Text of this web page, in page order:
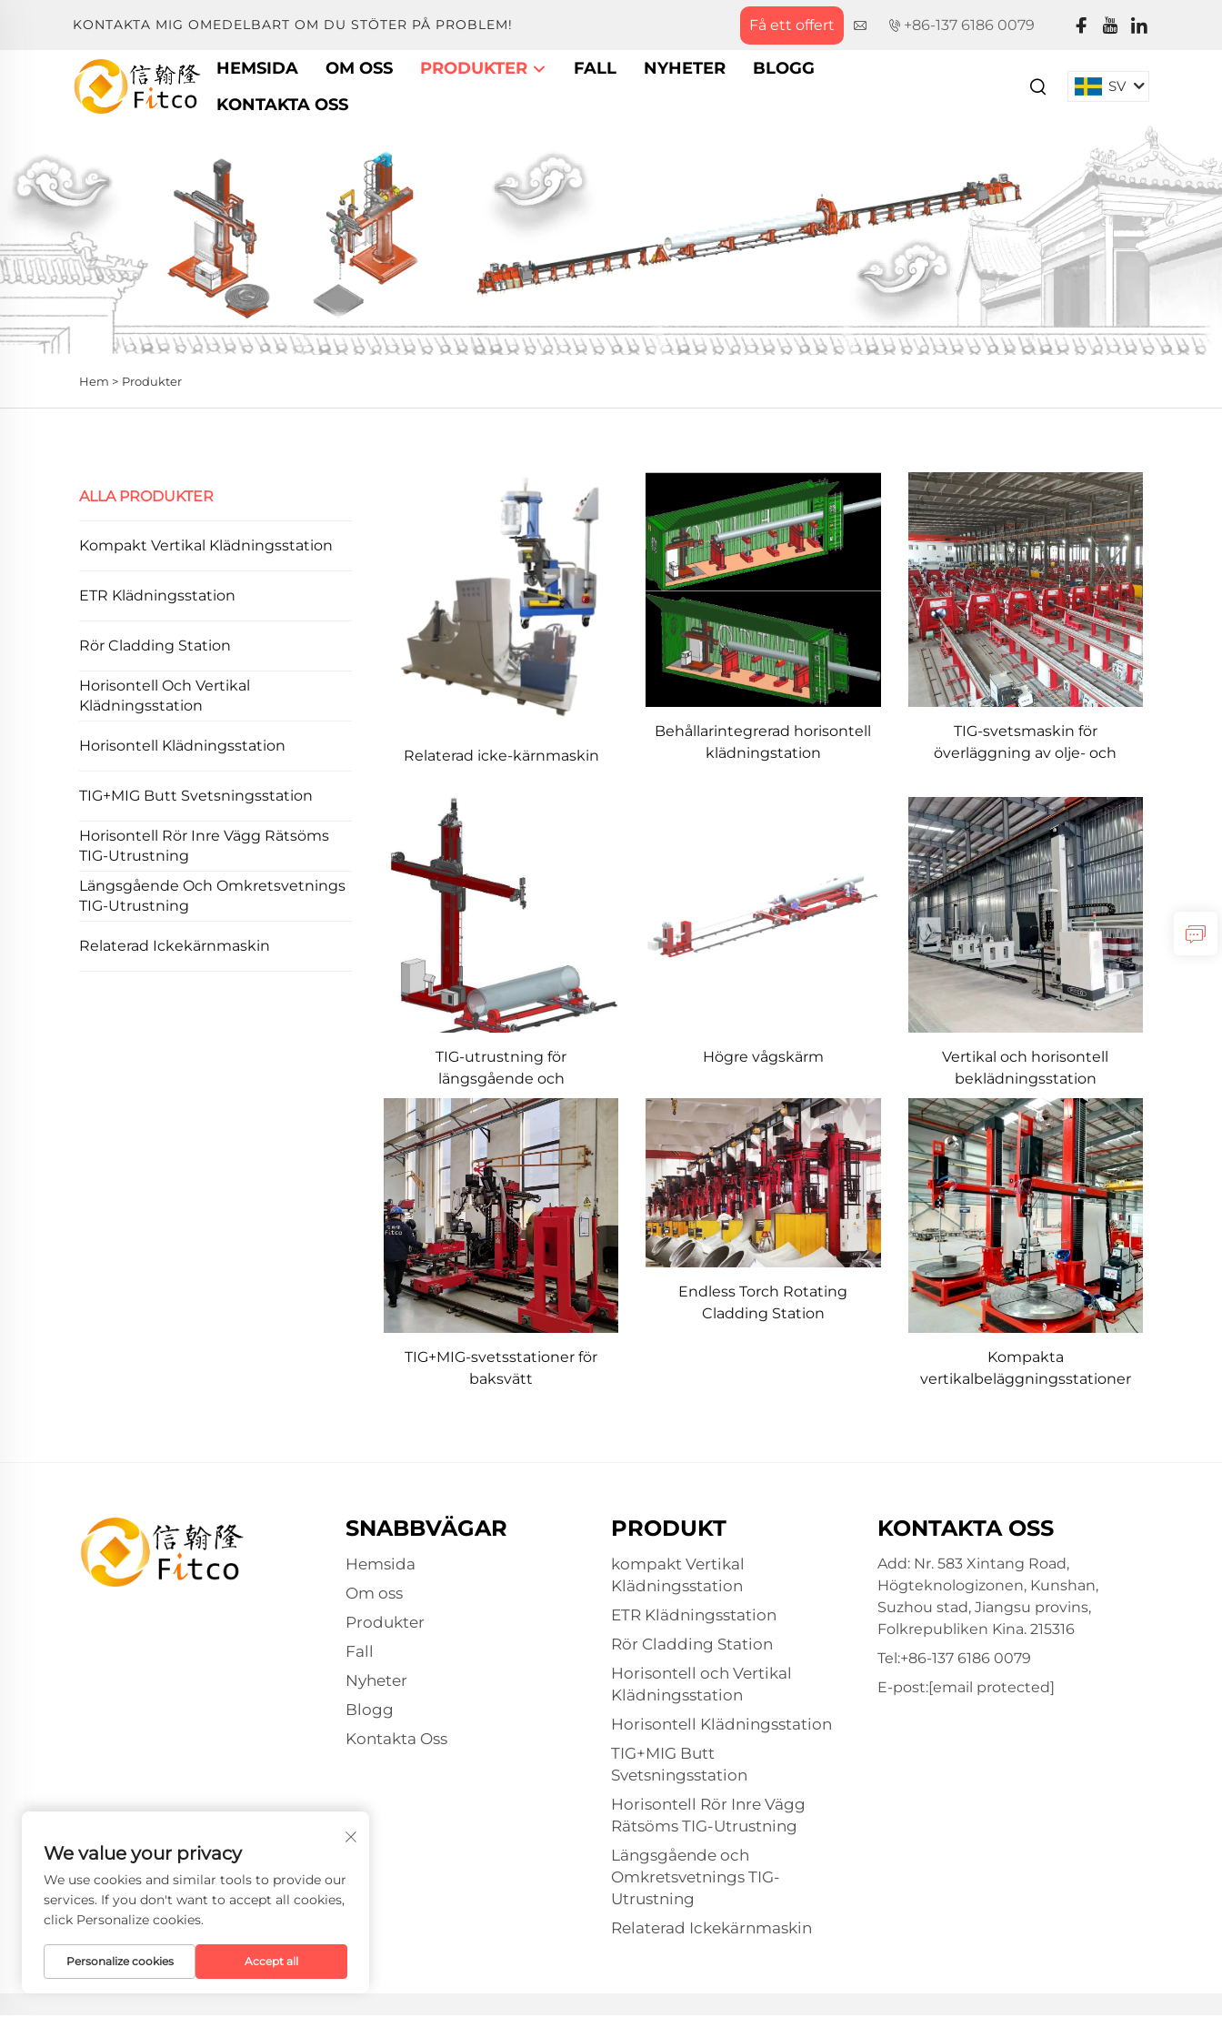
KONTAKTA MIG OMEDELBART OM DU STÖTER PÅ PROBLEM! Få ett offert +86-137 6186 0079
HEMSIDA OM OSS PRODUKTER FALL NYHETER
BLOGG
KONTAKTA OSS
SV
Hem > Produkter
ALLA PRODUKTER
Kompakt Vertikal Klädningsstation
ETR Klädningsstation
Rör Cladding Station
Horisontell Och Vertikal
Klädningsstation
Horisontell Klädningsstation
TIG+MIG Butt Svetsningsstation
Horisontell Rör Inre Vägg Rätsöms
TIG-Utrustning
Längsgående Och Omkretsvetnings
TIG-Utrustning
Relaterad Ickekärnmaskin
Relaterad icke-kärnmaskin
Behållarintegrerad horisontell
klädningstation
TIG-svetsmaskin för
överläggning av olje- och
TIG-utrustning för
längsgående och
omkretssvetsning
Högre vågskärm
Vertikal och horisontell
beklädningsstation
TIG+MIG-svetsstationer för
baksvätt
Endless Torch Rotating
Cladding Station
Kompakta
vertikalbeläggningsstationer
SNABBVÄGAR
Hemsida
Om oss
Produkter
Fall
Nyheter
Blogg
Kontakta Oss
PRODUKT
kompakt Vertikal
Klädningsstation
ETR Klädningsstation
Rör Cladding Station
Horisontell och Vertikal
Klädningsstation
Horisontell Klädningsstation
TIG+MIG Butt
Svetsningsstation
Horisontell Rör Inre Vägg
Rätsöms TIG-Utrustning
Längsgående och
Omkretsvetnings TIG-
Utrustning
Relaterad Ickekärnmaskin
KONTAKTA OSS
Add: Nr. 583 Xintang Road,
Högteknologizonen, Kunshan,
Suzhou stad, Jiangsu provins,
Folkrepubliken Kina. 215316
Tel:+86-137 6186 0079
E-post:[email protected]
We value your privacy
We use cookies and similar tools to provide our
services. If you don't want to accept all cookies,
click Personalize cookies.
Personalize cookies Accept all